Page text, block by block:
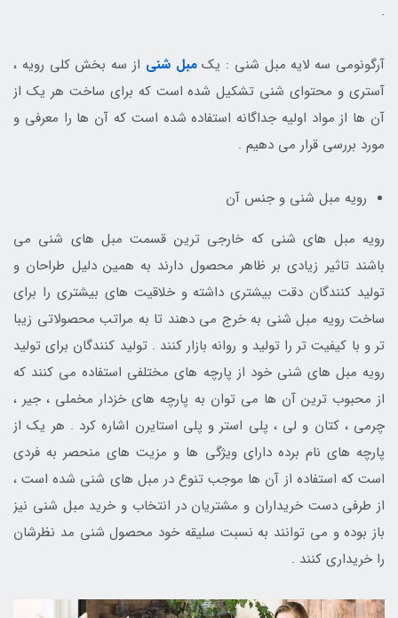
.
آرگونومی سه لایه مبل شنی : یکمبل شنی از سه بخش کلی رویه ،
آستری و محتوای شنی تشکیل شده است که برای ساخت هر یک از
آن ها از مواد اولیه جداگانه استفاده شده است که آن ها را معرفی و
مورد بررسی قرار می دهیم .
رویه مبل شنی و جنس آن
رویه مبل های شنی که خارجی ترین قسمت مبل های شنی می
باشند تاثیر زیادی بر ظاهر محصول دارند به همین دلیل طراحان و
تولید کنندگان دقت بیشتری داشته و خلاقیت های بیشتری را برای
ساخت رویه مبل شنی به خرج می دهند تا به مراتب محصولاتی زیبا
تر و با کیفیت تر را تولید و روانه بازار کنند . تولید کنندگان برای تولید
رویه مبل های شنی خود از پارچه های مختلفی استفاده می کنند که
از محبوب ترین آن ها می توان به پارچه های خزدار مخملی ، جیر ،
چرمی ، کتان و لی ، پلی استر و پلی استایرن اشاره کرد . هر یک از
پارچه های نام برده دارای ویژگی ها و مزیت های منحصر به فردی
است که استفاده از آن ها موجب تنوع در مبل های شنی شده است ،
از طرفی دست خریداران و مشتریان در انتخاب و خرید مبل شنی نیز
باز بوده و می توانند به نسبت سلیقه خود محصول شنی مد نظرشان
را خریداری کنند .